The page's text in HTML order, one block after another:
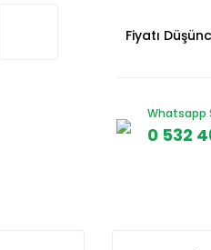
Fiyatı
Whatsapp
0 532